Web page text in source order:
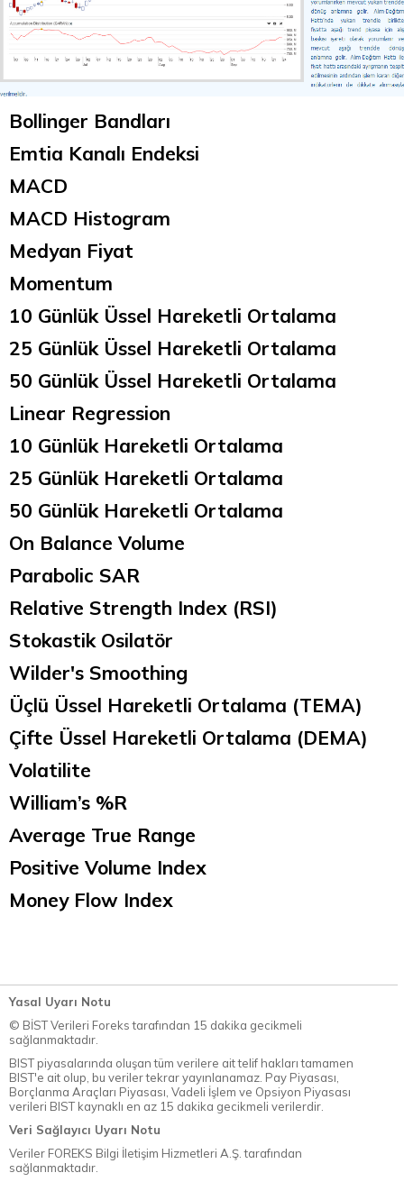
Bollinger Bandları
Emtia Kanalı Endeksi
MACD
MACD Histogram
Medyan Fiyat
Momentum
10 Günlük Üssel Hareketli Ortalama
25 Günlük Üssel Hareketli Ortalama
50 Günlük Üssel Hareketli Ortalama
Linear Regression
10 Günlük Hareketli Ortalama
25 Günlük Hareketli Ortalama
50 Günlük Hareketli Ortalama
On Balance Volume
Parabolic SAR
Relative Strength Index (RSI)
Stokastik Osilatör
Wilder's Smoothing
Üçlü Üssel Hareketli Ortalama (TEMA)
Çifte Üssel Hareketli Ortalama (DEMA)
Volatilite
William’s %R
Average True Range
Positive Volume Index
Money Flow Index
Yasal Uyarı Notu
© BİST Verileri Foreks tarafından 15 dakika gecikmeli
sağlanmaktadır.
BIST piyasalarında oluşan tüm verilere ait telif hakları tamamen
BIST'e ait olup, bu veriler tekrar yayınlanamaz. Pay Piyasası,
Borçlanma Araçları Piyasası, Vadeli İşlem ve Opsiyon Piyasası
verileri BIST kaynaklı en az 15 dakika gecikmeli verilerdir.
Veri Sağlayıcı Uyarı Notu
Veriler FOREKS Bilgi İletişim Hizmetleri A.Ş. tarafından
sağlanmaktadır.